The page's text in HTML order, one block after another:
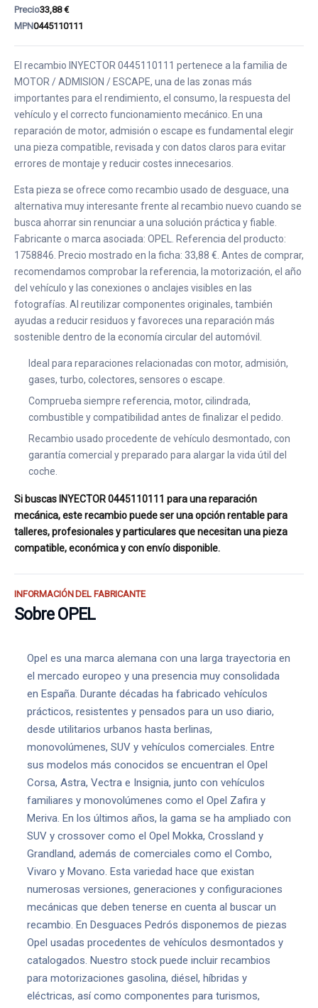
Precio33,88 €
MPN0445110111
El recambio INYECTOR 0445110111 pertenece a la familia de
MOTOR / ADMISION / ESCAPE, una de las zonas más
importantes para el rendimiento, el consumo, la respuesta del
vehículo y el correcto funcionamiento mecánico. En una
reparación de motor, admisión o escape es fundamental elegir
una pieza compatible, revisada y con datos claros para evitar
errores de montaje y reducir costes innecesarios.
Esta pieza se ofrece como recambio usado de desguace, una
alternativa muy interesante frente al recambio nuevo cuando se
busca ahorrar sin renunciar a una solución práctica y fiable.
Fabricante o marca asociada: OPEL. Referencia del producto:
1758846. Precio mostrado en la ficha: 33,88 €. Antes de comprar,
recomendamos comprobar la referencia, la motorización, el año
del vehículo y las conexiones o anclajes visibles en las
fotografías. Al reutilizar componentes originales, también
ayudas a reducir residuos y favoreces una reparación más
sostenible dentro de la economía circular del automóvil.
Ideal para reparaciones relacionadas con motor, admisión,
gases, turbo, colectores, sensores o escape.
Comprueba siempre referencia, motor, cilindrada,
combustible y compatibilidad antes de finalizar el pedido.
Recambio usado procedente de vehículo desmontado, con
garantía comercial y preparado para alargar la vida útil del
coche.
Si buscas INYECTOR 0445110111 para una reparación
mecánica, este recambio puede ser una opción rentable para
talleres, profesionales y particulares que necesitan una pieza
compatible, económica y con envío disponible.
INFORMACIÓN DEL FABRICANTE
Sobre OPEL
Opel es una marca alemana con una larga trayectoria en
el mercado europeo y una presencia muy consolidada
en España. Durante décadas ha fabricado vehículos
prácticos, resistentes y pensados para un uso diario,
desde utilitarios urbanos hasta berlinas,
monovolúmenes, SUV y vehículos comerciales. Entre
sus modelos más conocidos se encuentran el Opel
Corsa, Astra, Vectra e Insignia, junto con vehículos
familiares y monovolúmenes como el Opel Zafira y
Meriva. En los últimos años, la gama se ha ampliado con
SUV y crossover como el Opel Mokka, Crossland y
Grandland, además de comerciales como el Combo,
Vivaro y Movano. Esta variedad hace que existan
numerosas versiones, generaciones y configuraciones
mecánicas que deben tenerse en cuenta al buscar un
recambio. En Desguaces Pedrós disponemos de piezas
Opel usadas procedentes de vehículos desmontados y
catalogados. Nuestro stock puede incluir recambios
para motorizaciones gasolina, diésel, híbridas y
eléctricas, así como componentes para turismos,